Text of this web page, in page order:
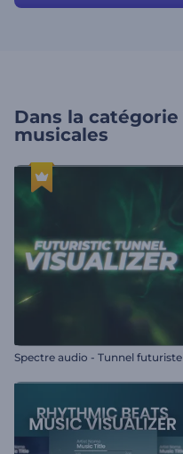
Dans la catégorie
musicales
Spectre audio - Tunnel futuriste